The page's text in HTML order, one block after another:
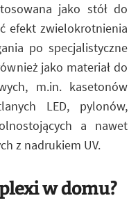
jako stół do
efekt zwielokrotnienia
po specjalistyczne
jako materiał do
m.in. kasetonów
LED, pylonów,
a nawet
z nadrukiem UV.
w domu?